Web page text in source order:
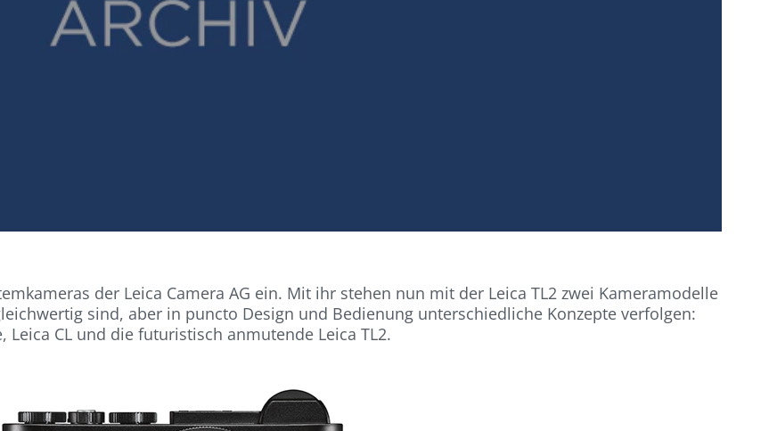
der Leica Camera AG ein. Mit ihr stehen nun mit der Leica TL2 zwei Kameramodelle
sind, aber in puncto Design und Bedienung unterschiedliche Konzepte verfolgen:
CL und die futuristisch anmutende Leica TL2.